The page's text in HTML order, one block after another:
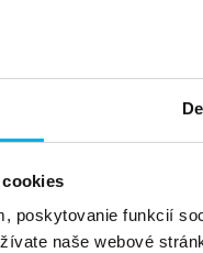
poskytovanie funkcií
naše webové